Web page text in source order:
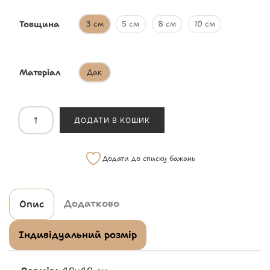
Товщина 3 см 5 см 8 см 10 см
Матеріал Дак
ДОДАТИ В КОШИК
Додати до списку бажань
Опис Додатково
Індивідуальний розмір